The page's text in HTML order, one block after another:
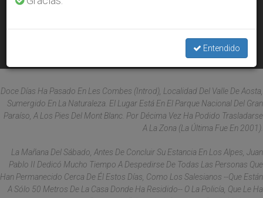
JUL 18, 2004 00:00
Doce Días Ha Pasado En Les Combes (Introd), Localidad Del Valle De Aosta,
Sumergido En La Naturaleza. El Lugar Está En El Parque Nacional Del Gran
Paraíso, A Los Pies Del Mont Blanc. Por Décima Vez Ha Podido Trasladarse
A La Zona (la Última Fue En 2001).
La Mañana Del Sábado, Antes De Concluir Su Estancia En Los Alpes, Juan
Pablo II Dedicó Mucho Tiempo A Despedirse De Todas Las Personas Que
Han Permanecido Cerca De Él Estos Días, Como Los Salesianos --Que Están
A Sólo 50 Metros De La Casa Donde Ha Residido-- O La Policía, Que Le Ha
Entendido